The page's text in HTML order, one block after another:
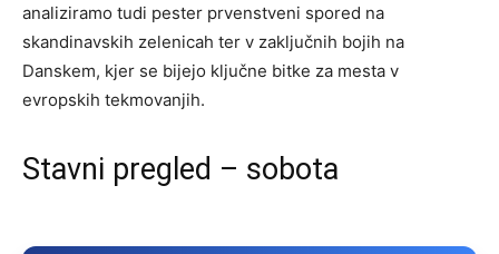
analiziramo tudi pester prvenstveni spored na
skandinavskih zelenicah ter v zaključnih bojih na
Danskem, kjer se bijejo ključne bitke za mesta v
evropskih tekmovanjih.
Stavni pregled – sobota